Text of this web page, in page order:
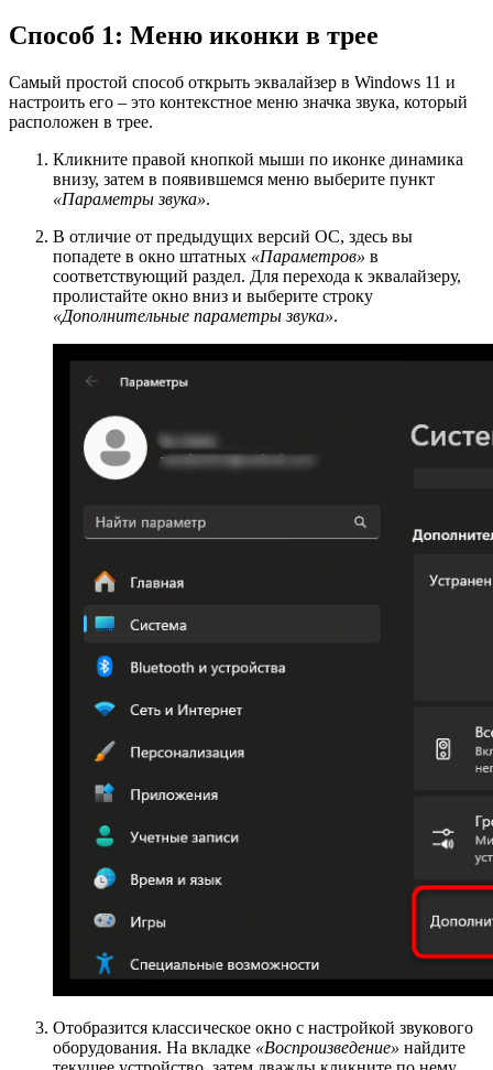
Способ 1: Меню иконки в трее
Самый простой способ открыть эквалайзер в Windows 11 и
настроить его – это контекстное меню значка звука, который
расположен в трее.
Кликните правой кнопкой мыши по иконке динамика
внизу, затем в появившемся меню выберите пункт
«Параметры звука».
В отличие от предыдущих версий ОС, здесь вы
попадете в окно штатных «Параметров» в
соответствующий раздел. Для перехода к эквалайзеру,
пролистайте окно вниз и выберите строку
«Дополнительные параметры звука».
Отобразится классическое окно с настройкой звукового
оборудования. На вкладке «Воспроизведение» найдите